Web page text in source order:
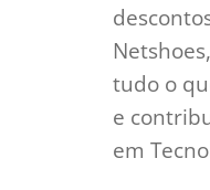
tudo o
e
em